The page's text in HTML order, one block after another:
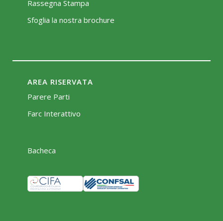
Rassegna Stampa
Sfoglia la nostra brochure
AREA RISERVATA
Parere Parti
Farc Interattivo
Bacheca